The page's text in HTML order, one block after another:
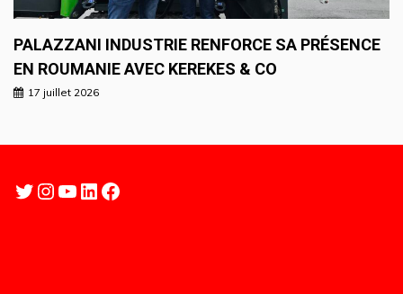
PALAZZANI INDUSTRIE RENFORCE SA PRÉSENCE
EN ROUMANIE AVEC KEREKES & CO
17 juillet 2026
Twitter
Instagram
YouTube
LinkedIn
Facebook